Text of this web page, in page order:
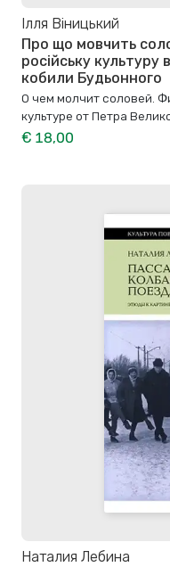
Ілля Віницький
Про що мовчить
російську культуру
кобили Будьонного
О чем молчит соловей.
культуре от Петра
€ 18,00
Наталия Лебина